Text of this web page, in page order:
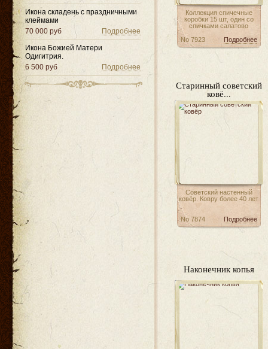
Икона складень с праздничными
клеймами
Подробнее
70 000 руб
Икона Божией Матери
Одигитрия.
Подробнее
6 500 руб
Коллекция спичечные
коробки 15 шт, один со
спичками салатово
Подробнее
No 7923
Старинный советский
ковё...
Советский настенный
ковёр. Ковру более 40 лет
Подробнее
No 7874
Наконечник копья